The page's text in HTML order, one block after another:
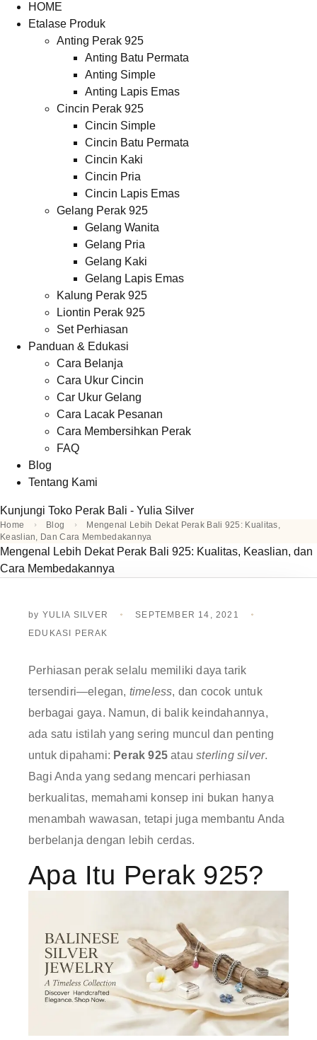
HOME
Etalase Produk
Anting Perak 925
Anting Batu Permata
Anting Simple
Anting Lapis Emas
Cincin Perak 925
Cincin Simple
Cincin Batu Permata
Cincin Kaki
Cincin Pria
Cincin Lapis Emas
Gelang Perak 925
Gelang Wanita
Gelang Pria
Gelang Kaki
Gelang Lapis Emas
Kalung Perak 925
Liontin Perak 925
Set Perhiasan
Panduan & Edukasi
Cara Belanja
Cara Ukur Cincin
Car Ukur Gelang
Cara Lacak Pesanan
Cara Membersihkan Perak
FAQ
Blog
Tentang Kami
Kunjungi Toko Perak Bali - Yulia Silver
Home Blog
Mengenal Lebih Dekat Perak Bali 925: Kualitas,
Keaslian, Dan Cara Membedakannya
Mengenal Lebih Dekat Perak Bali 925: Kualitas, Keaslian, dan
Cara Membedakannya
by YULIA SILVER
SEPTEMBER 14, 2021
EDUKASI PERAK
Perhiasan perak selalu memiliki daya tarik
tersendiri—elegan, timeless, dan cocok untuk
berbagai gaya. Namun, di balik keindahannya,
ada satu istilah yang sering muncul dan penting
untuk dipahami: Perak 925 atausterling silver.
Bagi Anda yang sedang mencari perhiasan
berkualitas, memahami konsep ini bukan hanya
menambah wawasan, tetapi juga membantu Anda
berbelanja dengan lebih cerdas.
Apa Itu Perak 925?